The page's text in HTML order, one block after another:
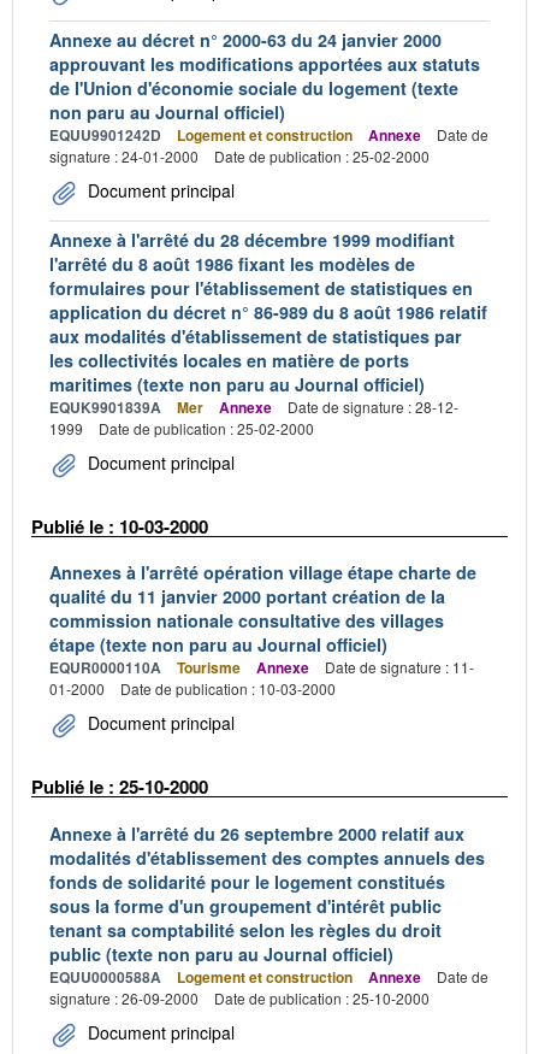
Annexe au décret n° 2000-63 du 24 janvier 2000
approuvant les modifications apportées aux statuts
de l'Union d'économie sociale du logement (texte
non paru au Journal officiel)
EQUU9901242D Logement et construction Annexe
Date de
signature : 24-01-2000
Date de publication : 25-02-2000
Document principal
Annexe à l'arrêté du 28 décembre 1999 modifiant
l'arrêté du 8 août 1986 fixant les modèles de
formulaires pour l'établissement de statistiques en
application du décret n° 86-989 du 8 août 1986 relatif
aux modalités d'établissement de statistiques par
les collectivités locales en matière de ports
maritimes (texte non paru au Journal officiel)
EQUK9901839A Mer Annexe
Date de signature : 28-12-
1999
Date de publication : 25-02-2000
Document principal
Publié le : 10-03-2000
Annexes à l'arrêté opération village étape charte de
qualité du 11 janvier 2000 portant création de la
commission nationale consultative des villages
étape (texte non paru au Journal officiel)
EQUR0000110A Tourisme Annexe
Date de signature : 11-
01-2000
Date de publication : 10-03-2000
Document principal
Publié le : 25-10-2000
Annexe à l'arrêté du 26 septembre 2000 relatif aux
modalités d'établissement des comptes annuels des
fonds de solidarité pour le logement constitués
sous la forme d'un groupement d'intérêt public
tenant sa comptabilité selon les règles du droit
public (texte non paru au Journal officiel)
EQUU0000588A Logement et construction Annexe
Date de
signature : 26-09-2000
Date de publication : 25-10-2000
Document principal